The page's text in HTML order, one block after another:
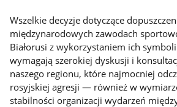
Wszelkie decyzje dotyczące
międzynarodowych zawodach
Białorusi z wykorzystaniem ich
wymagają szerokiej dyskusji i
naszego regionu, które najmocniej
rosyjskiej agresji — również w
stabilności organizacji wydarzeń